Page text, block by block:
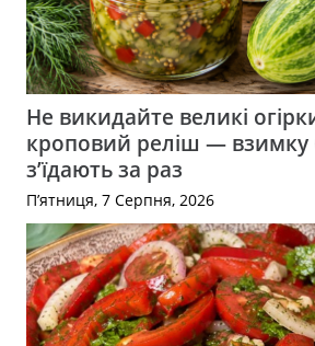
Не викидайте великі
кроповий реліш — взимку
з’їдають за раз
П’ятниця, 7 Серпня, 2026